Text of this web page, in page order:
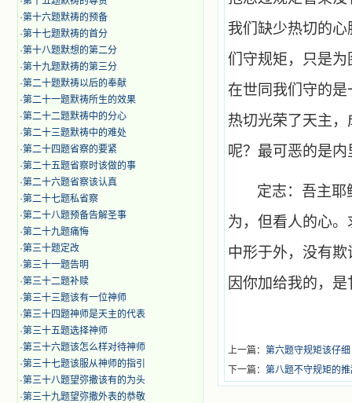
·第十六题默祷的预备
·第十七题默祷的首分
·第十八题默想的第二分
·第十九题默祷的第三分
·第二十题默祷以后的奉献
·第二十一题默祷所生的效果
·第二十二题默祷中的分心
·第二十三题默祷中的难处
·第二十四题省察的要紧
·第二十五题省察时该做的事
·第二十六题省察该认真
·第二十七题私省察
·第二十八题预备告解圣事
·第二十九题痛悔
·第三十题定改
·第三十一题告明
·第三十二题补赎
·第三十三题该有一位神师
·第三十四题神师是天主的代表
·第三十五题选择神师
·第三十六题该怎么样对待神师
·第三十七题该服从神师的指引
·第三十八题望弥撒该有的为头
·第三十九题望弥撒外表的恭敬
我们缺少热切的
们守规矩，只是
在世同我们守的
热切光荣了天主
呢？最可恶的是
定志：吾主耶
为，但看人的心
中形于外，没有
因你加给我的，
上一篇： 第六题守规矩该仔细
下一篇： 第八题不守规矩的